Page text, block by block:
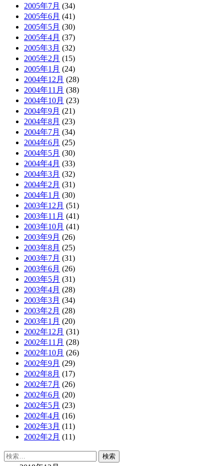
2005年7月 (34)
2005年6月 (41)
2005年5月 (30)
2005年4月 (37)
2005年3月 (32)
2005年2月 (15)
2005年1月 (24)
2004年12月 (28)
2004年11月 (38)
2004年10月 (23)
2004年9月 (21)
2004年8月 (23)
2004年7月 (34)
2004年6月 (25)
2004年5月 (30)
2004年4月 (33)
2004年3月 (32)
2004年2月 (31)
2004年1月 (30)
2003年12月 (51)
2003年11月 (41)
2003年10月 (41)
2003年9月 (26)
2003年8月 (25)
2003年7月 (31)
2003年6月 (26)
2003年5月 (31)
2003年4月 (28)
2003年3月 (34)
2003年2月 (28)
2003年1月 (20)
2002年12月 (31)
2002年11月 (28)
2002年10月 (26)
2002年9月 (29)
2002年8月 (17)
2002年7月 (26)
2002年6月 (20)
2002年5月 (23)
2002年4月 (16)
2002年3月 (11)
2002年2月 (11)
検